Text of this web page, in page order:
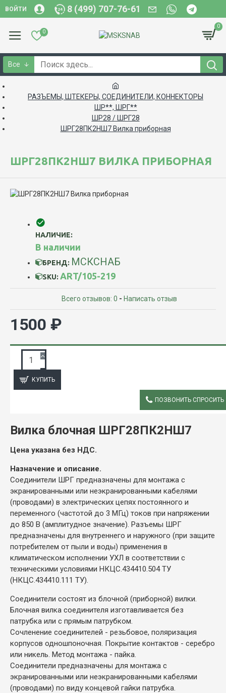
ВОЙТИ 8 (499) 707-76-61
0
0
Все
РАЗЪЕМЫ, ШТЕКЕРЫ, СОЕДИНИТЕЛИ, КОННЕКТОРЫ
ШР**, ШРГ**
ШР28 / ШРГ28
ШРГ28ПК2НШ7 Вилка приборная
ШРГ28ПК2НШ7 ВИЛКА ПРИБОРНАЯ
НАЛИЧИЕ:
В наличии
БРЕНД: МСКСНАБ
SKU: ART/105-219
Всего отзывов: 0 - Написать отзыв
1500 ₽
КУПИТЬ
ПОЗВОНИТЬ СПРОСИТЬ
Вилка блочная ШРГ28ПК2НШ7
Цена указана без НДС.
Назначение и описание.
Соединители ШРГ предназначены для монтажа с
экранированными или неэкранированными кабелями
(проводами) в электрических цепях постоянного и
переменного (частотой до 3 МГц) токов при напряжении
до 850 В (амплитудное значение). Разъемы ШРГ
предназначены для внутреннего и наружного (при защите
потребителем от пыли и воды) применения в
климатическом исполнении УХЛ в соответствии с
техническими условиями НКЦС.434410.504 ТУ
(НКЦС.434410.111 ТУ).
Соединители состоят из блочной (приборной) вилки.
Блочная вилка соединителя изготавливается без
патрубка или с прямым патрубком.
Сочленение соединителей - резьбовое, поляризация
корпусов одношпоночная. Покрытие контактов - серебро
или никель. Метод монтажа - пайка.
Соединители предназначены для монтажа с
экранированными или неэкранированными кабелями
(проводами) по виду концевой гайки патрубка.